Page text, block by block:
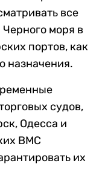
все
моря в
портов, как
назначения.
судов,
Одесса и
ВМС
их